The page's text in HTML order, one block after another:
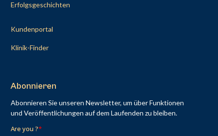
Erfolgsgeschichten
Kundenportal
Klinik-Finder
Abonnieren
Abonnieren Sie unseren Newsletter, um über Funktionen
und Veröffentlichungen auf dem Laufenden zu bleiben.